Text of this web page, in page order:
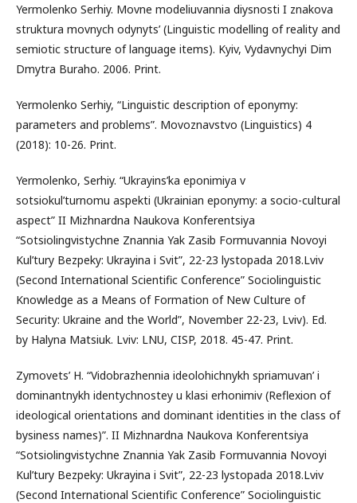
Yermolenko Serhiy. Movne modeliuvannia diysnosti I znakova
struktura movnych odynyts’ (Linguistic modelling of reality and
semiotic structure of language items). Kyiv, Vydavnychyi Dim
Dmytra Buraho. 2006. Print.
Yermolenko Serhiy, “Linguistic description of eponymy:
parameters and problems”. Movoznavstvo (Linguistics) 4
(2018): 10-26. Print.
Yermolenko, Serhiy. “Ukrayins’ka eponimiya v
sotsiokul’turnomu aspekti (Ukrainian eponymy: a socio-cultural
aspect” II Mizhnardna Naukova Konferentsiya
“Sotsiolingvistychne Znannia Yak Zasib Formuvannia Novoyi
Kul’tury Bezpeky: Ukrayina i Svit”, 22-23 lystopada 2018.Lviv
(Second International Scientific Conference” Sociolinguistic
Knowledge as a Means of Formation of New Culture of
Security: Ukraine and the World”, November 22-23, Lviv). Ed.
by Halyna Matsiuk. Lviv: LNU, CISP, 2018. 45-47. Print.
Zymovets’ H. “Vidobrazhennia ideolohichnykh spriamuvan’ i
dominantnykh identychnostey u klasi erhonimiv (Reflexion of
ideological orientations and dominant identities in the class of
bysiness names)”. II Mizhnardna Naukova Konferentsiya
“Sotsiolingvistychne Znannia Yak Zasib Formuvannia Novoyi
Kul’tury Bezpeky: Ukrayina i Svit”, 22-23 lystopada 2018.Lviv
(Second International Scientific Conference” Sociolinguistic